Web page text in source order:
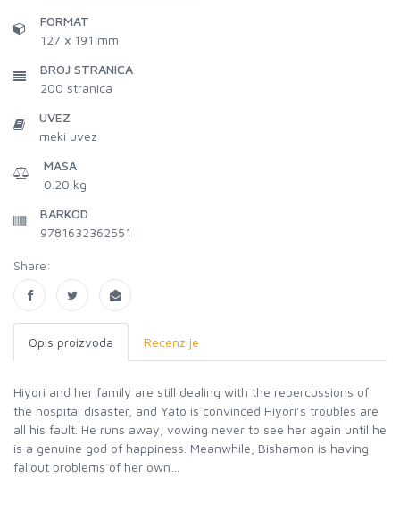
FORMAT
127 x 191 mm
BROJ STRANICA
200 stranica
UVEZ
meki uvez
MASA
0.20 kg
BARKOD
9781632362551
Share:
Opis proizvoda Recenzije
Hiyori and her family are still dealing with the repercussions of
the hospital disaster, and Yato is convinced Hiyori’s troubles are
all his fault. He runs away, vowing never to see her again until he
is a genuine god of happiness. Meanwhile, Bishamon is having
fallout problems of her own…